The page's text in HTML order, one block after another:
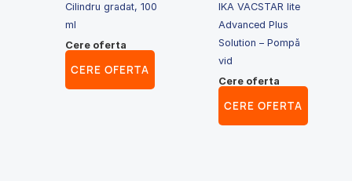
Cilindru gradat, 100
ml
Cere oferta
CERE OFERTA
IKA VACSTAR lite
Advanced Plus
Solution – Pompă
vid
Cere oferta
CERE OFERTA